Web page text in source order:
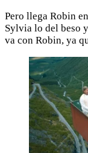
Pero llega Robin
Sylvia lo del beso
va con Robin, ya